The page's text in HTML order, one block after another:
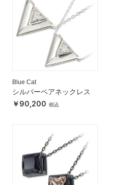
Blue Cat
シルバーペアネックレス
90,200